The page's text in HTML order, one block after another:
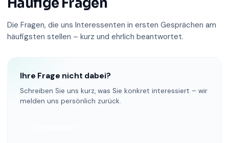
Die Fragen, die uns Interessenten in ersten Gesprächen am
häufigsten stellen – kurz und ehrlich beantwortet.
Ihre Frage nicht dabei?
Schreiben Sie uns kurz, was Sie konkret interessiert – wir
melden uns persönlich zurück.